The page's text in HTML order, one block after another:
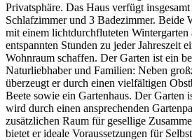
Privatsphäre. Das Haus verfügt
Schlafzimmer und 3 Badezimmer. Beide
mit einem lichtdurchfluteten Wintergarten
entspannten Stunden zu jeder Jahreszeit
Wohnraum schaffen. Der Garten ist ein
Naturliebhaber und Familien: Neben
überzeugt er durch einen vielfältigen
Beete sowie ein Gartenhaus. Der Garten
wird durch einen ansprechenden
zusätzlichen Raum für gesellige
bietet er ideale Voraussetzungen für